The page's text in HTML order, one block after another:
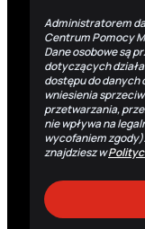
Administratorem
Centrum Pomocy
Dane osobowe są
dotyczących
dostępu do danych
wniesienia
przetwarzania,
nie wpływa na
wycofaniem
znajdziesz w